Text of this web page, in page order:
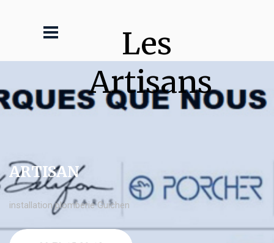
Les
Artisans
ARTISAN
installation plomberie Guichen